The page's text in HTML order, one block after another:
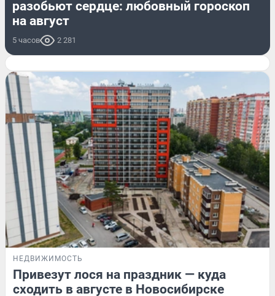
разобьют сердце: любовный гороскоп
на август
5 часов 2 281
НЕДВИЖИМОСТЬ
Привезут лося на праздник — куда
сходить в августе в Новосибирске